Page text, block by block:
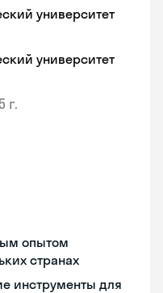
университет
университет
г.
опытом
странах
инструменты для